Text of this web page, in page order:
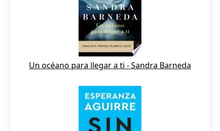
Un océano para llegar a ti - Sandra Barneda